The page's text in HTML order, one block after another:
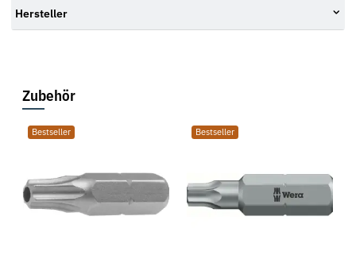
Hersteller
Zubehör
Bestseller Bestseller